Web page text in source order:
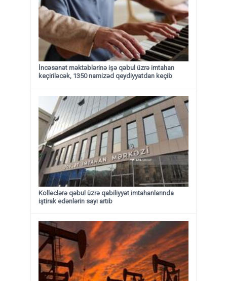
İncəsənət məktəblərinə işə qəbul üzrə imtahan
keçiriləcək, 1350 namizəd qeydiyyatdan keçib
Kolleclərə qəbul üzrə qabiliyyət imtahanlarında
iştirak edənlərin sayı artıb